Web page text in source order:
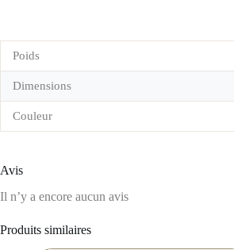
Poids
Dimensions
Couleur
Avis
Il n’y a encore aucun avis
Produits similaires